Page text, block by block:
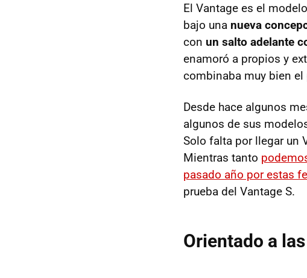
El Vantage es el
bajo una nueva
con un salto adelante
enamoró a propios y
combinaba muy bien el
Desde hace algunos
algunos de sus
Solo falta por llegar un
Mientras tanto
pasado año por estas
prueba del Vantage S.
Orientado a